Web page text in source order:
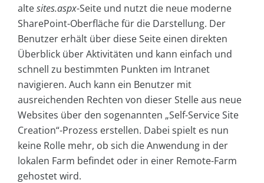
altesites.aspx-Seite und nutzt die neue moderne
SharePoint-Oberfläche für die Darstellung. Der
Benutzer erhält über diese Seite einen direkten
Überblick über Aktivitäten und kann einfach und
schnell zu bestimmten Punkten im Intranet
navigieren. Auch kann ein Benutzer mit
ausreichenden Rechten von dieser Stelle aus neue
Websites über den sogenannten „Self-Service Site
Creation“-Prozess erstellen. Dabei spielt es nun
keine Rolle mehr, ob sich die Anwendung in der
lokalen Farm befindet oder in einer Remote-Farm
gehostet wird.